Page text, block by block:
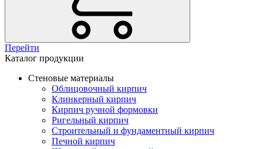
Перейти
Каталог продукции
Стеновые материалы
Облицовочный кирпич
Клинкерный кирпич
Кирпич ручной формовки
Ригельный кирпич
Строительный и фундаментный кирпич
Печной кирпич